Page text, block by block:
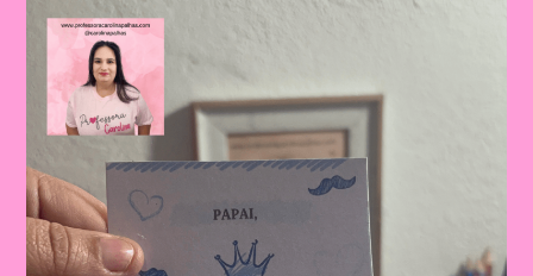
Aprendizado
Educação
Infantil
Fundamental